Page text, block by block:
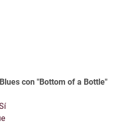
con "Bottom of a Bottle"